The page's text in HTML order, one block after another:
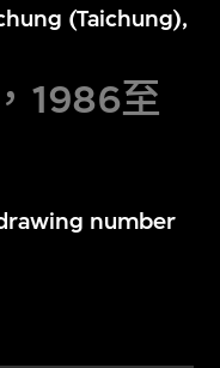
(Taichung),
1986至
number